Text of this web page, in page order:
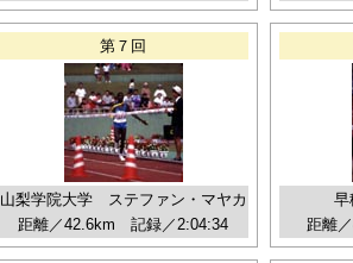
第７回
山梨学院大学 ステファン・マヤカ
距離／42.6km 記録／2:04:34
距離